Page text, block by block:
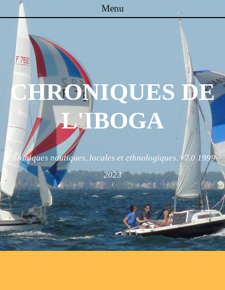
Menu
Skip to content
CHRONIQUES DE
L'IBOGA
Chroniques nautiques, locales et ethnologiques. v7.0 1999-
2023